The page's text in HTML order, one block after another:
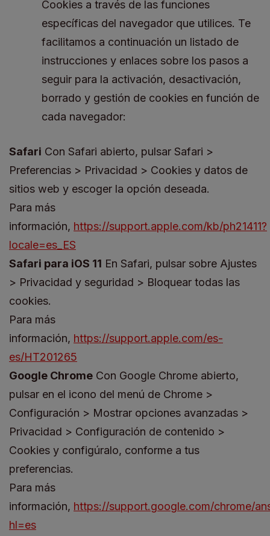
Cookies a través de las funciones
específicas del navegador que utilices. Te
facilitamos a continuación un listado de
instrucciones y enlaces sobre los pasos a
seguir para la activación, desactivación,
borrado y gestión de cookies en función de
cada navegador:
Safari Con Safari abierto, pulsar Safari >
Preferencias > Privacidad > Cookies y datos de
sitios web y escoger la opción deseada.
Para más
información, https://support.apple.com/kb/ph21411?
locale=es_ES
Safari para iOS 11 En Safari, pulsar sobre Ajustes
> Privacidad y seguridad > Bloquear todas las
cookies.
Para más
información, https://support.apple.com/es-
es/HT201265
Google Chrome Con Google Chrome abierto,
pulsar en el icono del menú de Chrome >
Configuración > Mostrar opciones avanzadas >
Privacidad > Configuración de contenido >
Cookies y configúralo, conforme a tus
preferencias.
Para más
información, https://support.google.com/chrome/
hl=es